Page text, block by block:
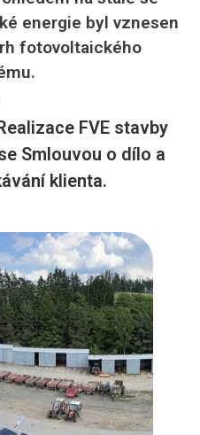
energie byl vznesen
fotovoltaického
FVE stavby
Smlouvou o dílo a
klienta.